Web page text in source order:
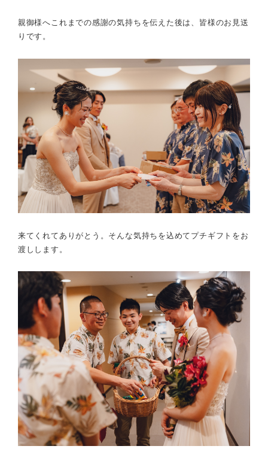
親御様へこれまでの感謝の気持ちを伝えた後は、皆様のお見送
りです。
来てくれてありがとう。そんな気持ちを込めてプチギフトをお
渡しします。